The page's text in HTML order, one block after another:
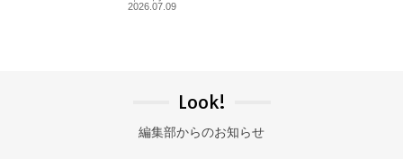
2026.07.09
Look!
編集部からのお知らせ